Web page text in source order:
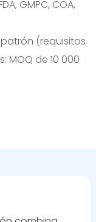
GMPC, COA,
(requisitos
MOQ de 10 000